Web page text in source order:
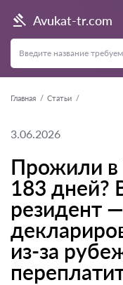
Avukat-tr.com
Главная Статьи
3.06.2026
Прожили в
183 дней?
резидент
из-за